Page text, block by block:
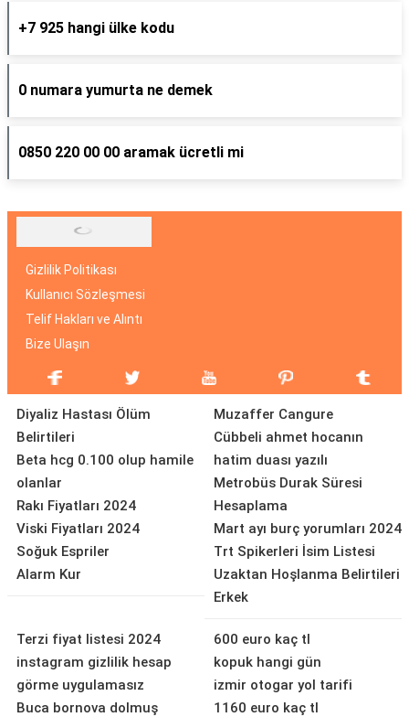
+7 925 hangi ülke kodu
0 numara yumurta ne demek
0850 220 00 00 aramak ücretli mi
Gizlilik Politikası
Kullanıcı Sözleşmesi
Telif Hakları ve Alıntı
Bize Ulaşın
Diyaliz Hastası Ölüm
Belirtileri
Beta hcg 0.100 olup hamile
olanlar
Rakı Fiyatları 2024
Viski Fiyatları 2024
Soğuk Espriler
Alarm Kur
Muzaffer Cangure
Cübbeli ahmet hocanın
hatim duası yazılı
Metrobüs Durak Süresi
Hesaplama
Mart ayı burç yorumları 2024
Trt Spikerleri İsim Listesi
Uzaktan Hoşlanma Belirtileri
Erkek
Terzi fiyat listesi 2024
instagram gizlilik hesap
görme uygulamasız
Buca bornova dolmuş
600 euro kaç tl
kopuk hangi gün
izmir otogar yol tarifi
1160 euro kaç tl